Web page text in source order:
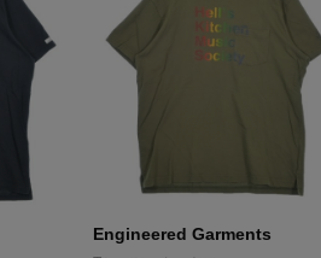
Engineered Garments